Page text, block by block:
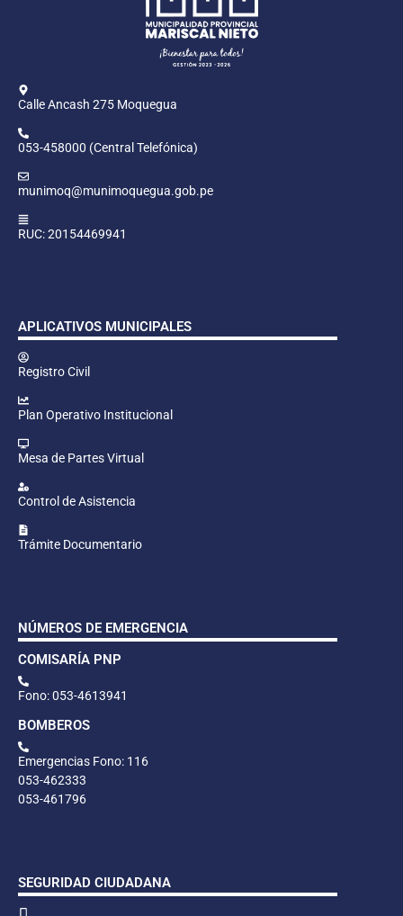
Calle Ancash 275 Moquegua
053-458000 (Central Telefónica)
munimoq@munimoquegua.gob.pe
RUC: 20154469941
APLICATIVOS MUNICIPALES
Registro Civil
Plan Operativo Institucional
Mesa de Partes Virtual
Control de Asistencia
Trámite Documentario
NÚMEROS DE EMERGENCIA
COMISARÍA PNP
Fono: 053-4613941
BOMBEROS
Emergencias Fono: 116
053-462333
053-461796
SEGURIDAD CIUDADANA